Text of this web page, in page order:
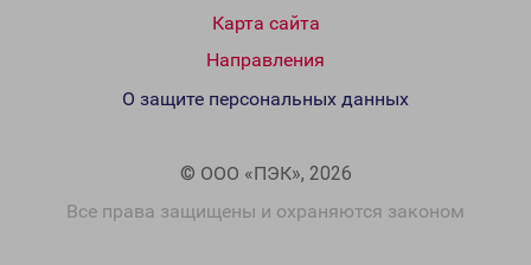
Карта сайта
Направления
© ООО «ПЭК», 2026
Все права защищены и охраняются законом
О защите персональных данных